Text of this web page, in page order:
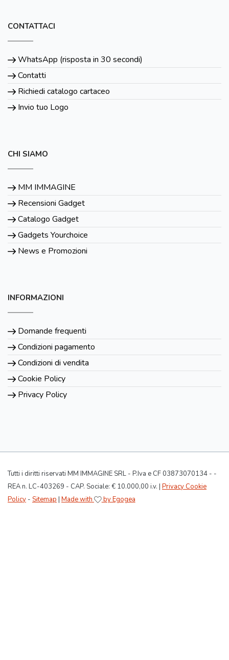
CONTATTACI
WhatsApp (risposta in 30 secondi)
Contatti
Richiedi catalogo cartaceo
Invio tuo Logo
CHI SIAMO
MM IMMAGINE
Recensioni Gadget
Catalogo Gadget
Gadgets Yourchoice
News e Promozioni
INFORMAZIONI
Domande frequenti
Condizioni pagamento
Condizioni di vendita
Cookie Policy
Privacy Policy
Tutti i diritti riservati MM IMMAGINE SRL - P.Iva e CF 03873070134 - -
REA n. LC-403269 - CAP. Sociale: € 10.000,00 i.v. | Privacy Cookie
Policy - Sitemap | Made with by Egogea